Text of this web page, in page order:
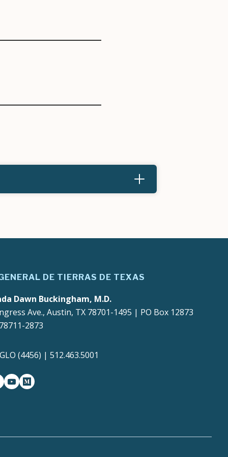
DE TIERRAS DE TEXAS
Dawn Buckingham, M.D.
Ave., Austin, TX 78701-1495 | PO Box 12873
2873
(4456) | 512.463.5001
x
youtubemedium